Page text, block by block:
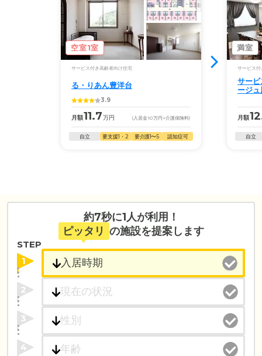
空室1室
サービス付き高齢者向け住宅
る・りあん豊洋台
3.9
月額11.7万円 (入居金10万円 +介護保険料)
自立 要支援1・2 要介護1〜5 認知症可
満室
サービス付
サー
ージュ
月額
自立
約7秒に1人が利用！
ピッタリ の施設を提案します
STEP
1
2
3
4